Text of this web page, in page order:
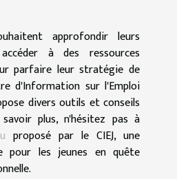
approfondir leurs
à des ressources
parfaire leur stratégie de
d'Information sur l'Emploi
divers outils et conseils
plus, n'hésitez pas à
proposé par le CIEJ, une
pour les jeunes en quête